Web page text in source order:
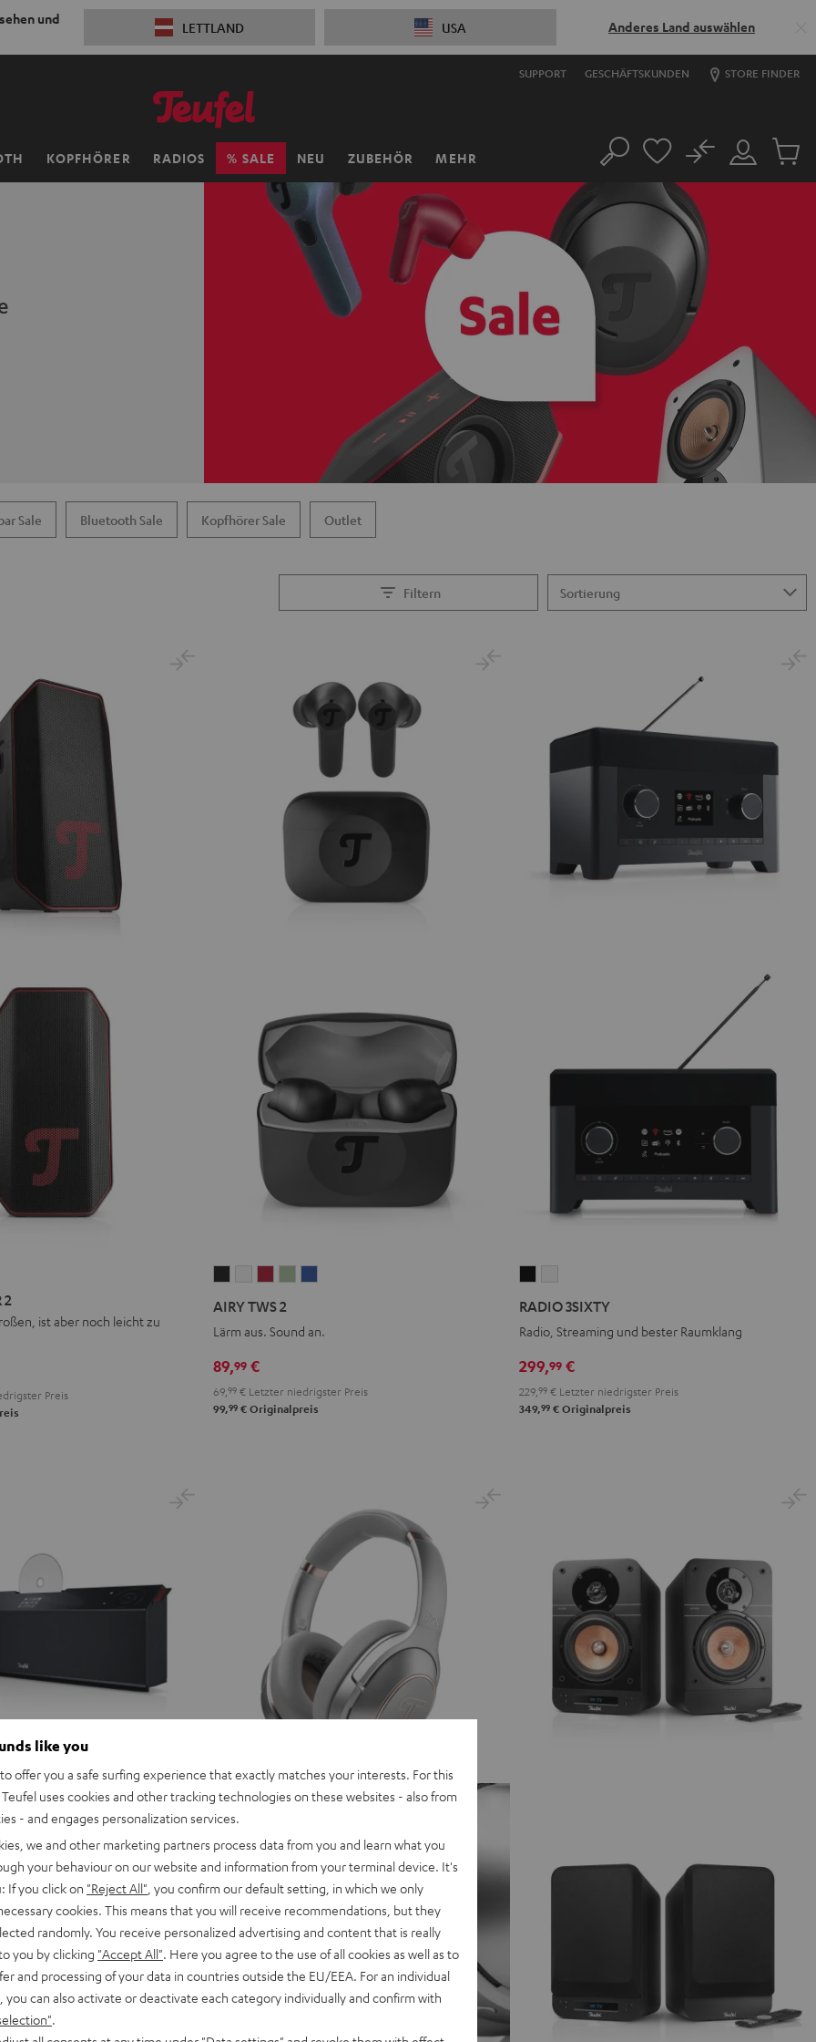
und
LETTLAND USA Anderes Land auswählen
SUPPORT GESCHÄFTSKUNDEN STORE FINDER
KOPFHÖRER RADIOS SALE NEU ZUBEHÖR MEHR Suche
Mein
Konto
No
Artikel
Sale Bluetooth Sale Kopfhörer Sale Outlet
Filtern
2
ist aber noch leicht zu
Preis
Night
Black
Pure
White
RubySageSpace
AIRY TWS 2
Lärm aus. Sound an.
89,99 €
69,99 € Letzter niedrigster Preis
99,99 € Originalpreis
RADIO 3SIXTY
Radio, Streaming und bester Raumklang
299,99 €
229,99 € Letzter niedrigster Preis
349,99 € Originalpreis
like you
offer you a safe surfing experience that exactly matches your interests. For this
uses cookies and other tracking technologies on these websites - also from
- and engages personalization services.
we and other marketing partners process data from you and learn what you
your behaviour on our website and information from your terminal device. It's
If you click on "Reject All" , you confirm our default setting, in which we only
cookies. This means that you will receive recommendations, but they
randomly. You receive personalized advertising and content that is really
you by clicking "Accept All" . Here you agree to the use of all cookies as well as to
and processing of your data in countries outside the EU/EEA. For an individual
you can also activate or deactivate each category individually and confirm with